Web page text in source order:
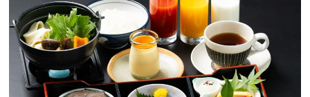
お食事時のドリンク（アルコール含む）が2時間飲み放
題！
さらに、アイスとお菓子バーもご用意しております。